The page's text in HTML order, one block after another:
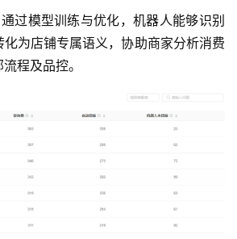
通过模型训练与优化，机器人能够识别
为店铺专属语义，协助商家分析消费
程及品控。